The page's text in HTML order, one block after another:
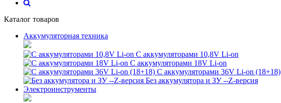
Каталог товаров
Аккумуляторная техника
С аккумуляторами 10,8V Li-on
С аккумуляторами 18V Li-on
С аккумуляторами 36V Li-on (18+18)
Без аккумулятора и ЗУ --Z-версия
Электроинструменты